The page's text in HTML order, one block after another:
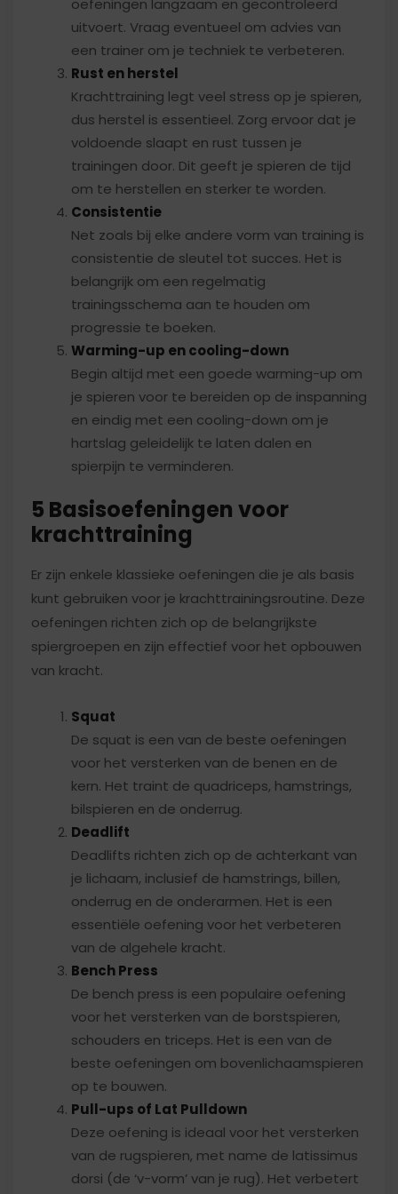
oefeningen langzaam en gecontroleerd
uitvoert. Vraag eventueel om advies van
een trainer om je techniek te verbeteren.
Rust en herstel
Krachttraining legt veel stress op je spieren,
dus herstel is essentieel. Zorg ervoor dat je
voldoende slaapt en rust tussen je
trainingen door. Dit geeft je spieren de tijd
om te herstellen en sterker te worden.
Consistentie
Net zoals bij elke andere vorm van training is
consistentie de sleutel tot succes. Het is
belangrijk om een regelmatig
trainingsschema aan te houden om
progressie te boeken.
Warming-up en cooling-down
Begin altijd met een goede warming-up om
je spieren voor te bereiden op de inspanning
en eindig met een cooling-down om je
hartslag geleidelijk te laten dalen en
spierpijn te verminderen.
5 Basisoefeningen voor
krachttraining
Er zijn enkele klassieke oefeningen die je als basis
kunt gebruiken voor je krachttrainingsroutine. Deze
oefeningen richten zich op de belangrijkste
spiergroepen en zijn effectief voor het opbouwen
van kracht.
Squat
De squat is een van de beste oefeningen
voor het versterken van de benen en de
kern. Het traint de quadriceps, hamstrings,
bilspieren en de onderrug.
Deadlift
Deadlifts richten zich op de achterkant van
je lichaam, inclusief de hamstrings, billen,
onderrug en de onderarmen. Het is een
essentiële oefening voor het verbeteren
van de algehele kracht.
Bench Press
De bench press is een populaire oefening
voor het versterken van de borstspieren,
schouders en triceps. Het is een van de
beste oefeningen om bovenlichaamspieren
op te bouwen.
Pull-ups of Lat Pulldown
Deze oefening is ideaal voor het versterken
van de rugspieren, met name de latissimus
dorsi (de ‘v-vorm’ van je rug). Het verbetert